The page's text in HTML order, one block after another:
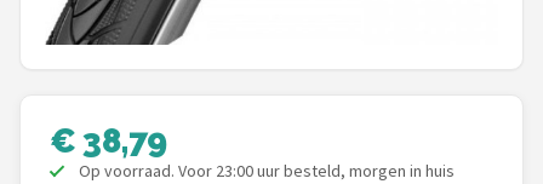
Volare
AXA
€ 38,79
Op voorraad. Voor 23:00 uur besteld, morgen in huis